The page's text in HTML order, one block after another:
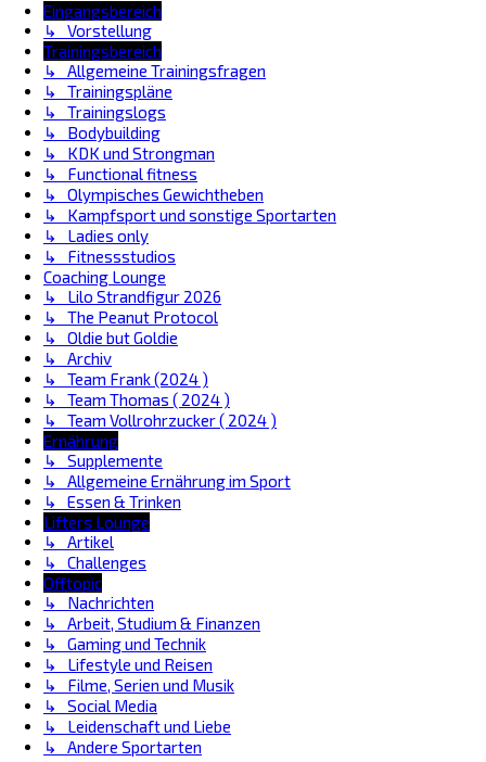
Eingangsbereich
↳ Vorstellung
Trainingsbereich
↳ Allgemeine Trainingsfragen
↳ Trainingspläne
↳ Trainingslogs
↳ Bodybuilding
↳ KDK und Strongman
↳ Functional fitness
↳ Olympisches Gewichtheben
↳ Kampfsport und sonstige Sportarten
↳ Ladies only
↳ Fitnessstudios
Coaching Lounge
↳ Lilo Strandfigur 2026
↳ The Peanut Protocol
↳ Oldie but Goldie
↳ Archiv
↳ Team Frank (2024 )
↳ Team Thomas ( 2024 )
↳ Team Vollrohrzucker ( 2024 )
Ernährung
↳ Supplemente
↳ Allgemeine Ernährung im Sport
↳ Essen & Trinken
Lifters Lounge
↳ Artikel
↳ Challenges
Offtopic
↳ Nachrichten
↳ Arbeit, Studium & Finanzen
↳ Gaming und Technik
↳ Lifestyle und Reisen
↳ Filme, Serien und Musik
↳ Social Media
↳ Leidenschaft und Liebe
↳ Andere Sportarten